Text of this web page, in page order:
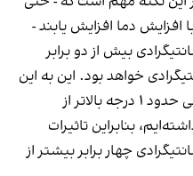
افزایش دما افزایش یابند -
گرمایش ۳ درجه سانتیگرادی بیش از دو برابر
۱/۵ درجه سانتیگرادی خواهد بود. این به این
دلیل است که ما هم‌اکنون افزایشی حدود ۱ درجه بالاتر از
بنابراین تاثیرات
دمای ۳ درجه سانتیگرادی چهار برابر بیشتر از